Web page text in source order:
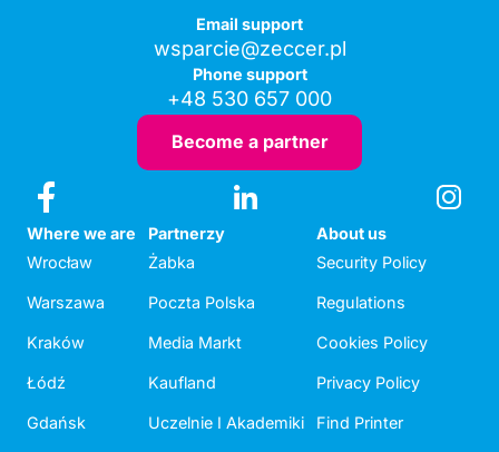
Email support
wsparcie@zeccer.pl
Phone support
+48 530 657 000
Become a partner
Where we are
Wrocław
Warszawa
Kraków
Łódź
Gdańsk
Partnerzy
Żabka
Poczta Polska
Media Markt
Kaufland
Uczelnie I Akademiki
About us
Security Policy
Regulations
Cookies Policy
Privacy Policy
Find Printer